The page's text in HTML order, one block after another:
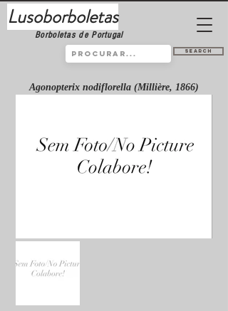
Lusoborboletas
Borboletas de Portugal
Search
Agonopterix nodiflorella (Millière, 1866)